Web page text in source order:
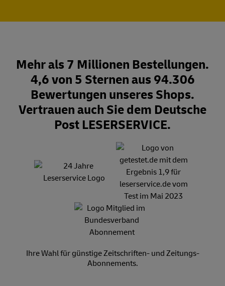
Mehr als 7 Millionen Bestellungen.
4,6 von 5 Sternen aus 94.306
Bewertungen unseres Shops.
Vertrauen auch Sie dem Deutsche
Post LESERSERVICE.
Ihre Wahl für günstige Zeitschriften- und Zeitungs-
Abonnements.